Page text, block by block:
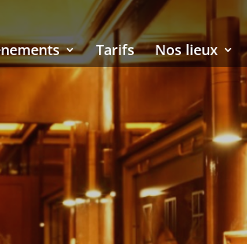
Tarifs Nos lieux